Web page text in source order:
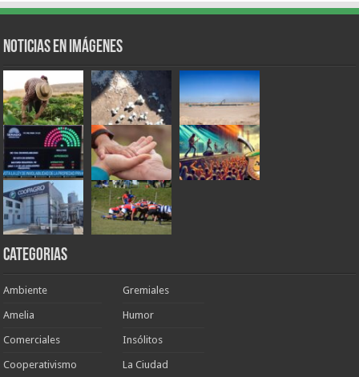
Noticias en Imágenes
Categorias
Ambiente
Amelia
Comerciales
Cooperativismo
Gremiales
Humor
Insólitos
La Ciudad